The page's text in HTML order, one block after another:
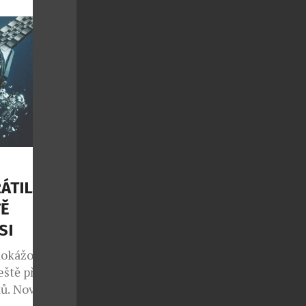
svému
dva […]
předtím,
Nové